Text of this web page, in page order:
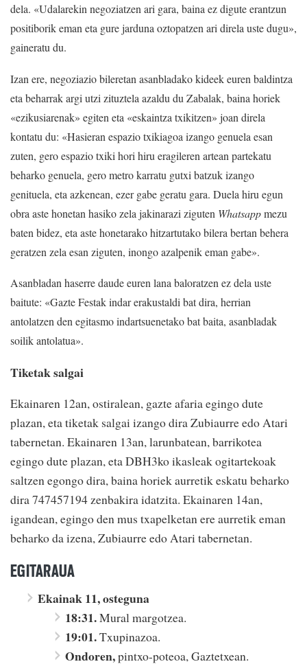
dela. «Udalarekin negoziatzen ari gara, baina ez digute erantzun
positiborik eman eta gure jarduna oztopatzen ari direla uste dugu»,
gaineratu du.
Izan ere, negoziazio bileretan asanbladako kideek euren baldintza
eta beharrak argi utzi zituztela azaldu du Zabalak, baina horiek
«ezikusiarenak» egiten eta «eskaintza txikitzen» joan direla
kontatu du: «Hasieran espazio txikiagoa izango genuela esan
zuten, gero espazio txiki hori hiru eragileren artean partekatu
beharko genuela, gero metro karratu gutxi batzuk izango
genituela, eta azkenean, ezer gabe geratu gara. Duela hiru egun
obra aste honetan hasiko zela jakinarazi ziguten Whatsappmezu
baten bidez, eta aste honetarako hitzartutako bilera bertan behera
geratzen zela esan ziguten, inongo azalpenik eman gabe».
Asanbladan haserre daude euren lana baloratzen ez dela uste
baitute: «Gazte Festak indar erakustaldi bat dira, herrian
antolatzen den egitasmo indartsuenetako bat baita, asanbladak
soilik antolatua».
Tiketak salgai
Ekainaren 12an, ostiralean, gazte afaria egingo dute
plazan, eta tiketak salgai izango dira Zubiaurre edo Atari
tabernetan. Ekainaren 13an, larunbatean, barrikotea
egingo dute plazan, eta DBH3ko ikasleak ogitartekoak
saltzen egongo dira, baina horiek aurretik eskatu beharko
dira 747457194 zenbakira idatzita. Ekainaren 14an,
igandean, egingo den mus txapelketan ere aurretik eman
beharko da izena, Zubiaurre edo Atari tabernetan.
EGITARAUA
Ekainak 11, osteguna
18:31.Mural margotzea.
19:01.Txupinazoa.
Ondoren,pintxo-poteoa, Gaztetxean.